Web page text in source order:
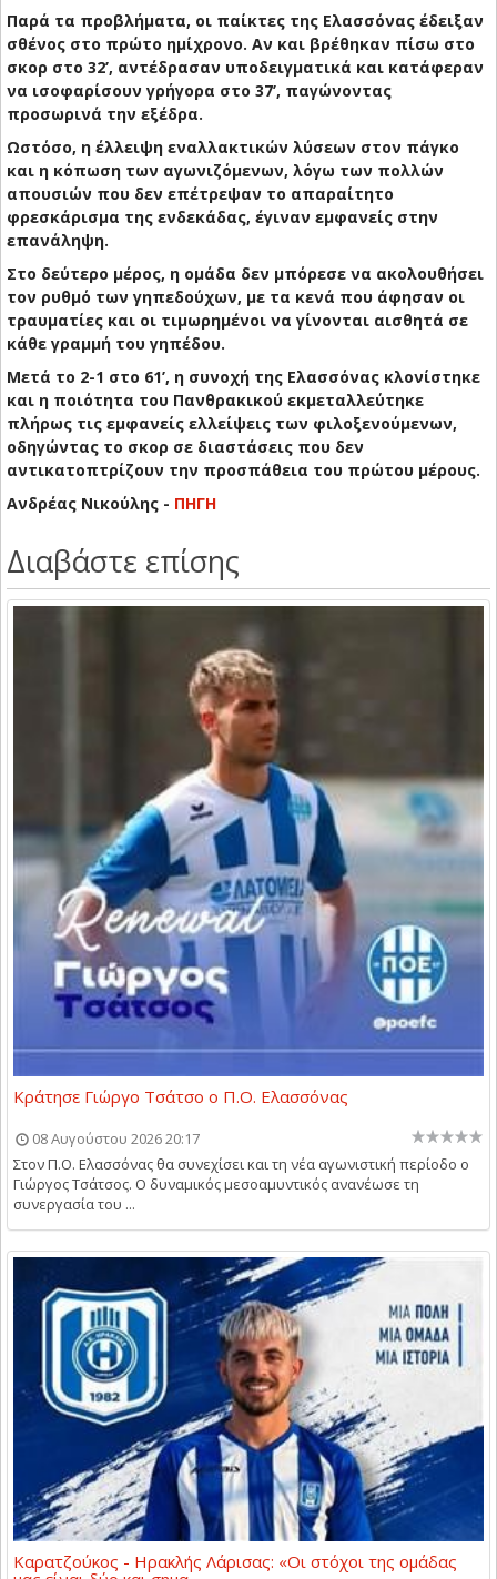
Παρά τα προβλήματα, οι παίκτες της Ελασσόνας έδειξαν
σθένος στο πρώτο ημίχρονο. Αν και βρέθηκαν πίσω στο
σκορ στο 32’, αντέδρασαν υποδειγματικά και κατάφεραν
να ισοφαρίσουν γρήγορα στο 37’, παγώνοντας
προσωρινά την εξέδρα.
Ωστόσο, η έλλειψη εναλλακτικών λύσεων στον πάγκο
και η κόπωση των αγωνιζόμενων, λόγω των πολλών
απουσιών που δεν επέτρεψαν το απαραίτητο
φρεσκάρισμα της ενδεκάδας, έγιναν εμφανείς στην
επανάληψη.
Στο δεύτερο μέρος, η ομάδα δεν μπόρεσε να ακολουθήσει
τον ρυθμό των γηπεδούχων, με τα κενά που άφησαν οι
τραυματίες και οι τιμωρημένοι να γίνονται αισθητά σε
κάθε γραμμή του γηπέδου.
Μετά το 2-1 στο 61’, η συνοχή της Ελασσόνας κλονίστηκε
και η ποιότητα του Πανθρακικού εκμεταλλεύτηκε
πλήρως τις εμφανείς ελλείψεις των φιλοξενούμενων,
οδηγώντας το σκορ σε διαστάσεις που δεν
αντικατοπτρίζουν την προσπάθεια του πρώτου μέρους.
Ανδρέας Νικούλης - ΠΗΓΗ
Διαβάστε επίσης
Κράτησε Γιώργο Τσάτσο ο Π.Ο. Ελασσόνας
08 Αυγούστου 2026 20:17
Στον Π.Ο. Ελασσόνας θα συνεχίσει και τη νέα αγωνιστική περίοδο ο
Γιώργος Τσάτσος. Ο δυναμικός μεσοαμυντικός ανανέωσε τη
συνεργασία του ...
Καρατζούκος - Ηρακλής Λάρισας: «Οι στόχοι της ομάδας